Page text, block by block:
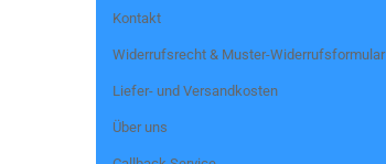
Kontakt
Widerrufsrecht & Muster-Widerrufsformular
Liefer- und Versandkosten
Über uns